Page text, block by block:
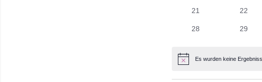
0
21
0
22
0
28
0
29
HinweisEs wurden keine